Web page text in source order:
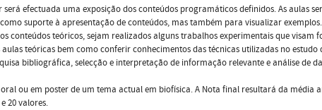
efectuada uma exposição dos conteúdos programáticos definidos. As aulas
suporte à apresentação de conteúdos, mas também para visualizar
conteúdos teóricos, sejam realizados alguns trabalhos experimentais que visam
teóricas bem como conferir conhecimentos das técnicas utilizadas no estudo
bibliográfica, selecção e interpretação de informação relevante e análise de
ou em poster de um tema actual em biofísica. A Nota final resultará da média
20 valores.